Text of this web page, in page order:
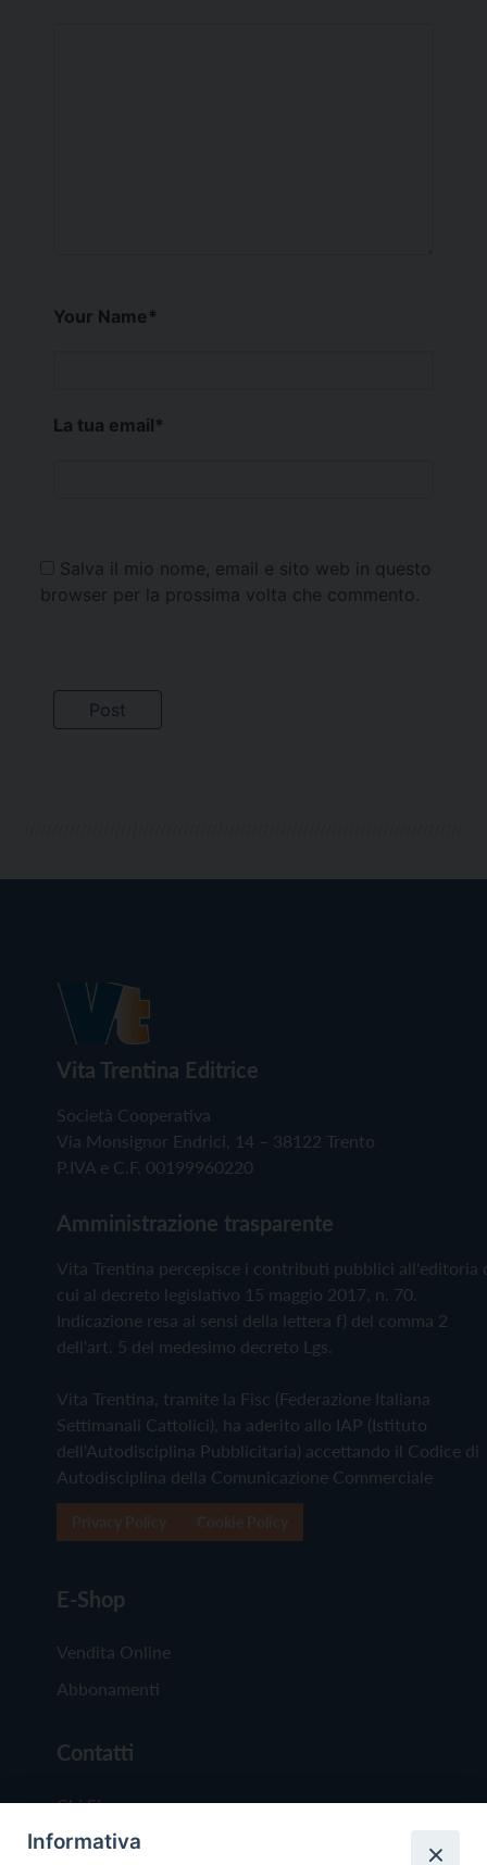
Your Name*
La tua email*
Salva il mio nome, email e sito web in questo
browser per la prossima volta che commento.
Vita Trentina Editrice
Società Cooperativa
Via Monsignor Endrici, 14 – 38122 Trento
P.IVA e C.F. 00199960220
Amministrazione trasparente
Vita Trentina percepisce i contributi pubblici all'editoria
cui al decreto legislativo 15 maggio 2017, n. 70.
Indicazione resa ai sensi della lettera f) del comma 2
dell'art. 5 del medesimo decreto Lgs.
Vita Trentina, tramite la Fisc (Federazione Italiana
Settimanali Cattolici), ha aderito allo IAP (Istituto
dell'Autodisciplina Pubblicitaria) accettando il Codice di
Autodisciplina della Comunicazione Commerciale
E-Shop
Vendita Online
Abbonamenti
Contatti
Chi Siamo
Redazione
Informativa